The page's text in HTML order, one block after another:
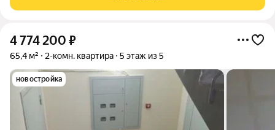
4 774 200 ₽
65,4 м² 2-комн. квартира 5 этаж из 5
новостройка